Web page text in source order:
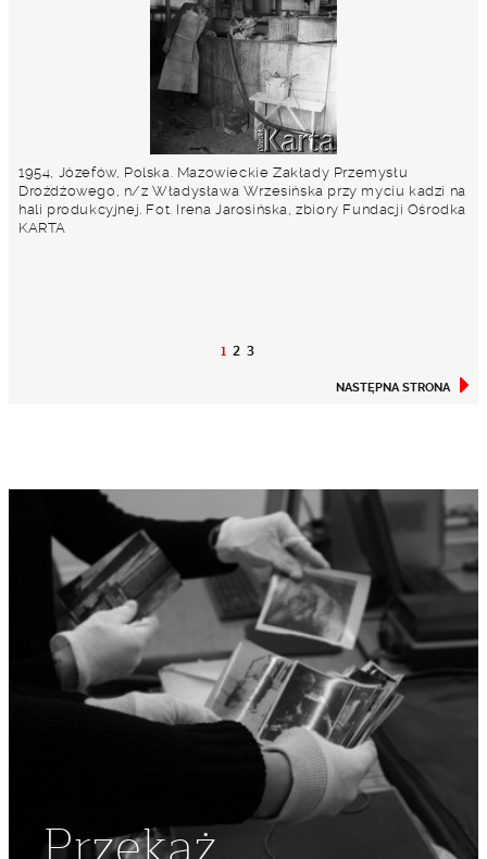
1954, Józefów, Polska. Mazowieckie Zakłady Przemysłu
Drożdżowego, n/z Władysława Wrzesińska przy myciu kadzi na
hali produkcyjnej. Fot. Irena Jarosińska, zbiory Fundacji Ośrodka
KARTA
1 2 3
NASTĘPNA STRONA